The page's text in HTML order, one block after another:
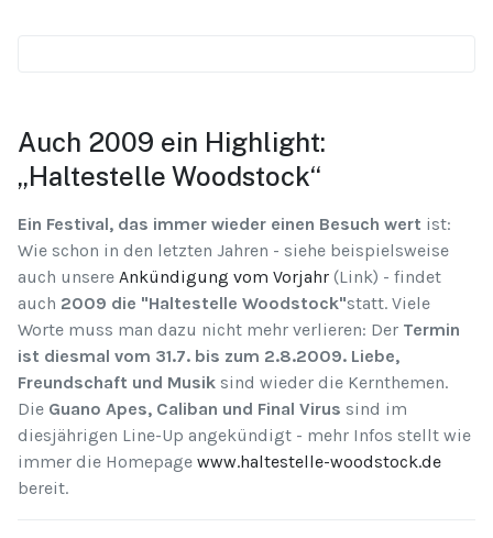
Auch 2009 ein Highlight:
„Haltestelle Woodstock“
Ein Festival, das immer wieder einen Besuch wert ist:
Wie schon in den letzten Jahren - siehe beispielsweise
auch unsere Ankündigung vom Vorjahr (Link) - findet
auch 2009 die "Haltestelle Woodstock"statt. Viele
Worte muss man dazu nicht mehr verlieren: Der Termin
ist diesmal vom 31.7. bis zum 2.8.2009. Liebe,
Freundschaft und Musik sind wieder die Kernthemen.
Die Guano Apes, Caliban und Final Virus sind im
diesjährigen Line-Up angekündigt - mehr Infos stellt wie
immer die Homepage www.haltestelle-woodstock.de
bereit.